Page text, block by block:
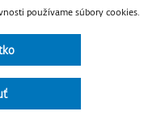
používame súbory cookies.